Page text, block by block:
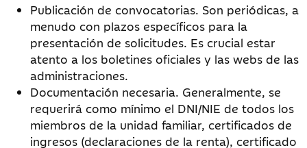
Publicación de convocatorias. Son periódicas, a
menudo con plazos específicos para la
presentación de solicitudes. Es crucial estar
atento a los boletines oficiales y las webs de las
administraciones.
Documentación necesaria. Generalmente, se
requerirá como mínimo el DNI/NIE de todos los
miembros de la unidad familiar, certificados de
ingresos (declaraciones de la renta), certificado